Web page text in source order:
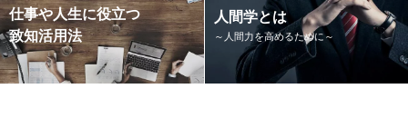
仕事や人生に役立つ
致知活用法
人間学とは
～人間力を高めるために～